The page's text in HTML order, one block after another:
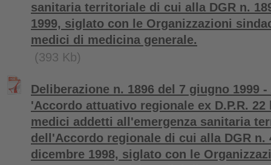
sanitaria territoriale di cui alla DGR n.
1999, siglato con le Organizzazioni
medici di medicina generale.
(393 Kb)
Deliberazione n. 1896 del 7 giugno 1999
'Accordo attuativo regionale ex D.P.R.
medici addetti all'emergenza sanitaria
dell'Accordo regionale di cui alla DGR n.
dicembre 1998, siglato con le